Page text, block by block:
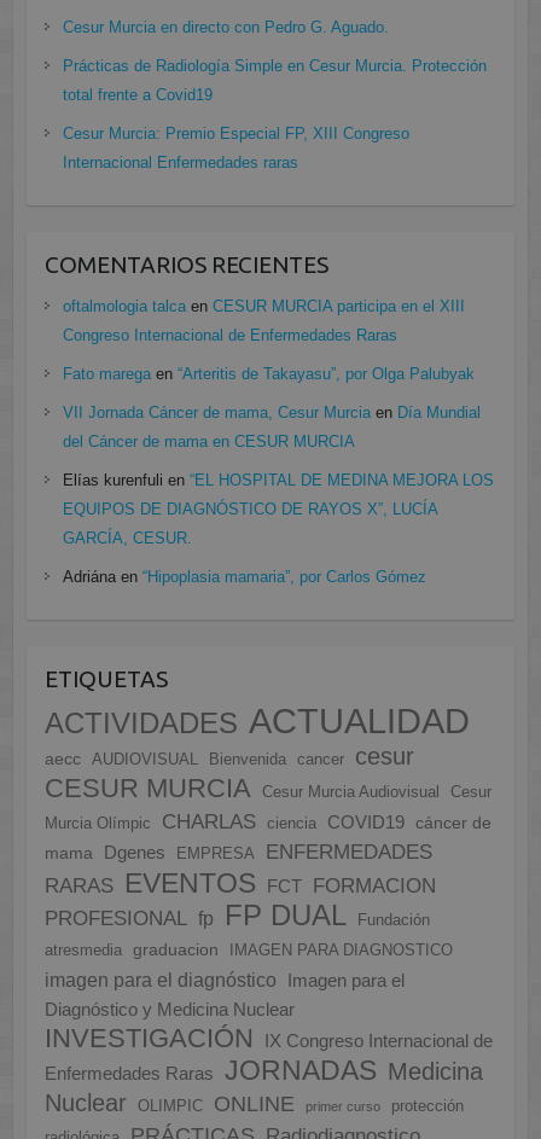
Cesur Murcia en directo con Pedro G. Aguado.
Prácticas de Radiología Simple en Cesur Murcia. Protección
total frente a Covid19
Cesur Murcia: Premio Especial FP, XIII Congreso
Internacional Enfermedades raras
COMENTARIOS RECIENTES
oftalmologia talcaen CESUR MURCIA participa en el XIII
Congreso Internacional de Enfermedades Raras
Fato maregaen “Arteritis de Takayasu”, por Olga Palubyak
VII Jornada Cáncer de mama, Cesur Murciaen Día Mundial
del Cáncer de mama en CESUR MURCIA
Elías kurenfuli en “EL HOSPITAL DE MEDINA MEJORA LOS
EQUIPOS DE DIAGNÓSTICO DE RAYOS X”, LUCÍA
GARCÍA, CESUR.
Adriánaen “Hipoplasia mamaria”, por Carlos Gómez
ETIQUETAS
ACTIVIDADES ACTUALIDAD
aecc AUDIOVISUAL Bienvenida cancer cesur
CESUR MURCIA Cesur Murcia Audiovisual
Cesur
Murcia Olímpic
CHARLAS ciencia COVID19
cáncer de
mama
Dgenes EMPRESA
ENFERMEDADES
RARAS EVENTOS FCT
FORMACION
PROFESIONAL fp FP DUAL
Fundación
atresmedia
graduacion IMAGEN PARA DIAGNOSTICO
imagen para el diagnóstico
Imagen para el
Diagnóstico y Medicina Nuclear
INVESTIGACIÓN
IX Congreso Internacional de
Enfermedades Raras
JORNADAS Medicina
Nuclear
OLIMPIC ONLINE primer curso
protección